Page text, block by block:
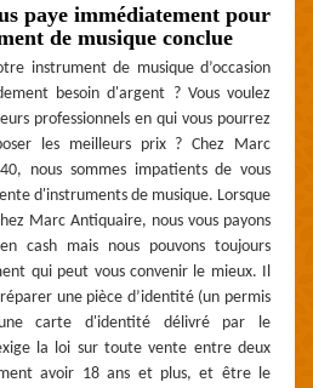
paye immédiatement pour
de musique conclue
instrument de musique d’occasion
besoin d'argent ? Vous voulez
professionnels en qui vous pourrez
les meilleurs prix ? Chez Marc
nous sommes impatients de vous
d'instruments de musique. Lorsque
Marc Antiquaire, nous vous payons
cash mais nous pouvons toujours
qui peut vous convenir le mieux. Il
une pièce d’identité (un permis
carte d'identité délivré par le
la loi sur toute vente entre deux
avoir 18 ans et plus, et être le